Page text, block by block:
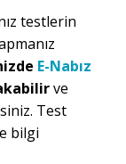
testlerin
E-Nabız
ve
Test
bilgi